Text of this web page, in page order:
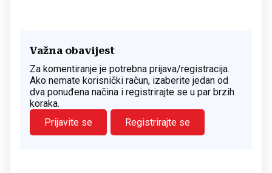
Važna obavijest
Za komentiranje je potrebna prijava/registracija.
Ako nemate korisnički račun, izaberite jedan od
dva ponuđena načina i registrirajte se u par brzih
koraka.
Prijavite se
Registrirajte se